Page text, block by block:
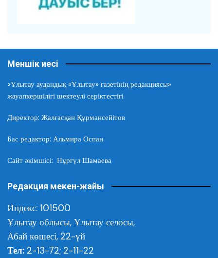
Меншік иесі
«Ұлытау аудандық «Ұлытау» газетінің редакциясы»
жауапкершілігі шектеулі серіктестігі
Директор: Жалғасқан Құрмансейітов
Бас редактор: Альмира Оспан
Сайт әкімшісі: Нұргүл Шамаева
Редакция мекен-жайы
Индекс: 101500
Ұлытау облысы, Ұлытау селосы,
Абай көшесі, 22-үй
Тел: 2-13-72; 2-11-22